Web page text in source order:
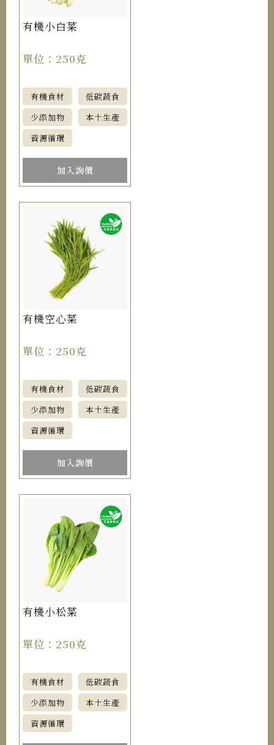
有機小白菜
單位：250克
有機食材
低碳蔬食
少添加物
本土生產
資源循環
加入詢價
有機空心菜
單位：250克
有機食材
低碳蔬食
少添加物
本土生產
資源循環
加入詢價
有機小松菜
單位：250克
有機食材
低碳蔬食
少添加物
本土生產
資源循環